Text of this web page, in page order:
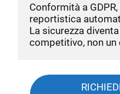
Conformità a
reportistica
La sicurezza
competitivo, non